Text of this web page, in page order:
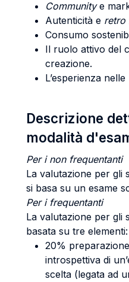
Communitye
Autenticità e retro
Consumo
Il ruolo attivo del
creazione.
L’esperienza
Descrizione
modalità
Per i non frequentanti
La valutazione per gli
si basa su un esame
Per i frequentanti
La valutazione per gli
basata su tre elementi:
20% preparazione
introspettiva di
scelta (legata ad